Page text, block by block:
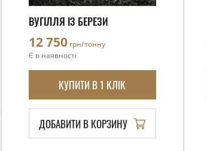
ВУГІЛЛЯ ІЗ БЕРЕЗИ
12 750 грн/тонну
Є в наявності
КУПИТИ В 1 КЛІК
ДОБАВИТИ В КОРЗИНУ